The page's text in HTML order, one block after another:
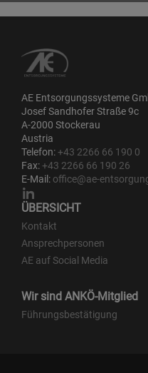
AE Entsorgungssysteme
Josef Sandhofer Straße 9c
A-2000 Stockerau
Austria
Telefon:+43 2266 66 190 0
Fax:+43 2266 66 190 26
E-Mail: office@ae-
ÜBERSICHT
Kontakt
Ansprechpersonen
AE auf Social Media
Wir sind ANKÖ-Mitglied
Führungsbestätigung